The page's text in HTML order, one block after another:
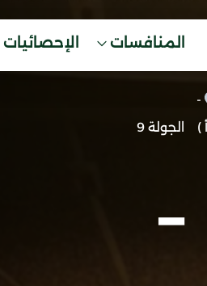
المنافسات الإحصائيات
-
الجولة 9
-